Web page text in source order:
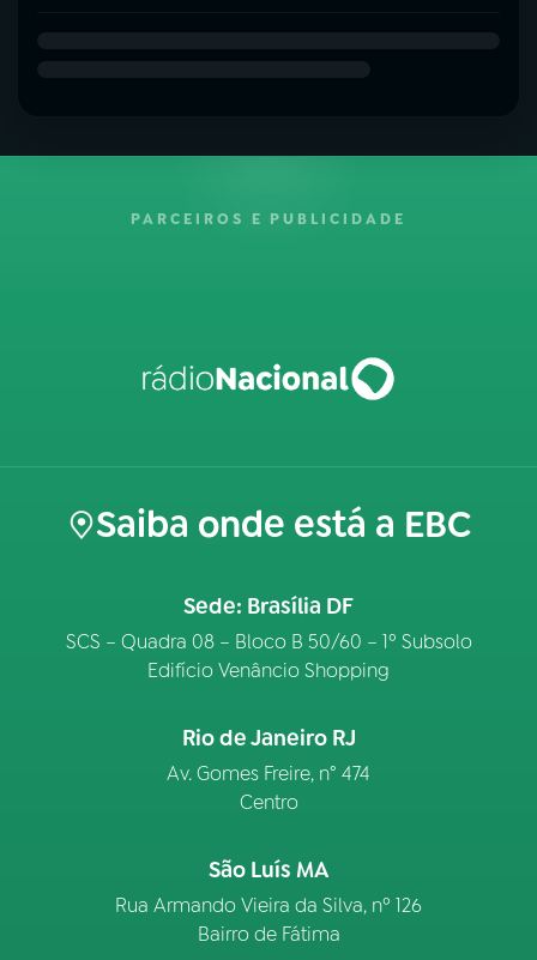
PARCEIROS E PUBLICIDADE
Saiba onde está a EBC
Sede: Brasília DF
SCS – Quadra 08 – Bloco B 50/60 – 1º Subsolo
Edifício Venâncio Shopping
Rio de Janeiro RJ
Av. Gomes Freire, n° 474
Centro
São Luís MA
Rua Armando Vieira da Silva, nº 126
Bairro de Fátima